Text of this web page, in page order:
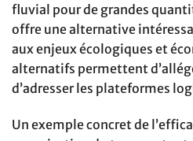
fluvial pour de grandes
offre une alternative
aux enjeux écologiques et
alternatifs permettent
d’adresser les plateformes
Un exemple concret de